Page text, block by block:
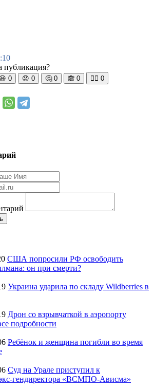
публикация?
😆 0 😡 0 🤔 0 🙈 0 🧘‍♀️ 0
США попросили РФ освободить
он при смерти?
Украина ударила по складу Wildberries в
Дрон со взрывчаткой в аэропорту
подробности
Ребёнок и женщина погибли во время
Суд на Урале приступил к
гендиректора «ВСМПО-Ависма»